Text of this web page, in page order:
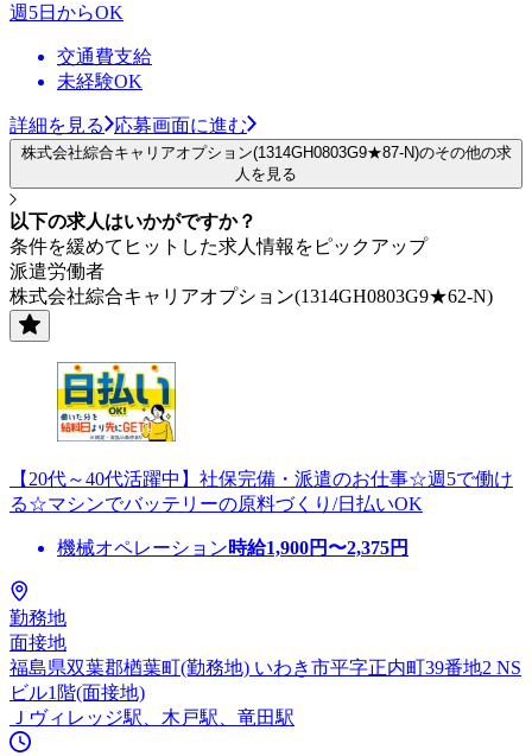
週5日からOK
交通費支給
未経験OK
詳細を見る 応募画面に進む
株式会社綜合キャリアオプション(1314GH0803G9★87-N)のその他の求
人を見る
以下の求人はいかがですか？
条件を緩めてヒットした求人情報をピックアップ
派遣労働者
株式会社綜合キャリアオプション(1314GH0803G9★62-N)
【20代～40代活躍中】社保完備・派遣のお仕事☆週5で働け
る☆マシンでバッテリーの原料づくり/日払いOK
機械オペレーション時給1,900円〜2,375円
勤務地
面接地
福島県双葉郡楢葉町(勤務地) いわき市平字正内町39番地2 NS
ビル1階(面接地)
Ｊヴィレッジ駅、木戸駅、竜田駅